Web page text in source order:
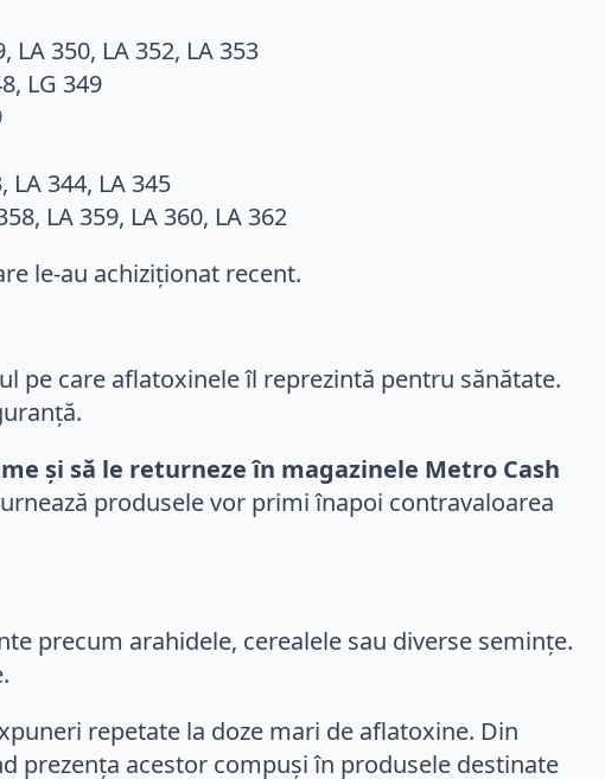
350, LA 352, LA 353
LG 349
344, LA 345
LA 359, LA 360, LA 362
le-au achiziționat recent.
pe care aflatoxinele îl reprezintă pentru sănătate.
și să le returneze în magazinele Metro Cash
produsele vor primi înapoi contravaloarea
precum arahidele, cerealele sau diverse semințe.
repetate la doze mari de aflatoxine. Din
prezența acestor compuși în produsele destinate